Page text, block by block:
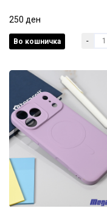
Pudding Magsafe green
250 ден
250 ден
Во кошничка -